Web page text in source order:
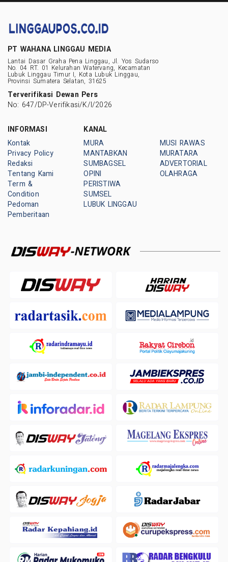
PT WAHANA LINGGAU MEDIA
Lantai Dasar Graha Pena Linggau, Jl. Yos Sudarso
No. 04 RT. 01 Kelurahan Watervang, Kecamatan
Lubuk Linggau Timur I, Kota Lubuk Linggau,
Provinsi Sumatera Selatan, 31625
Terverifikasi Dewan Pers
No: 647/DP-Verifikasi/K/I/2026
INFORMASI
Kontak
Privacy Policy
Redaksi
Tentang Kami
Term &
Condition
Pedoman
Pemberitaan
KANAL
MURA
MANTABKAN
SUMBAGSEL
OPINI
PERISTIWA
SUMSEL
LUBUK LINGGAU
MUSI RAWAS
MURATARA
ADVERTORIAL
OLAHRAGA